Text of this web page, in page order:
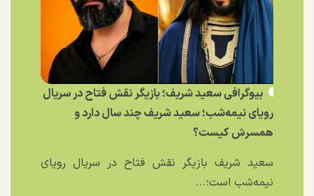
بیوگرافی سعید شریف؛ بازیگر نقش فتاح در سریال
رویای نیمه‌شب؛ سعید شریف چند سال دارد و
همسرش کیست؟
سعید شریف بازیگر نقش فتاح در سریال رویای
نیمه‌شب است؛...